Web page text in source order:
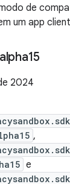
de
um app
2024
,
e